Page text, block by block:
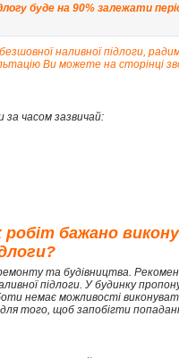
буде на 90% залежати
наливної підлоги,
Ви можете на сторінці
за часом зазвичай:
бажано
та будівництва.
підлоги. У будинку
немає можливості
того, щоб запобігти